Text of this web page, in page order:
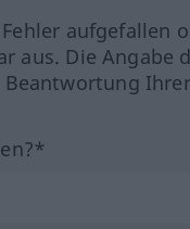
aufgefallen
aus. Die